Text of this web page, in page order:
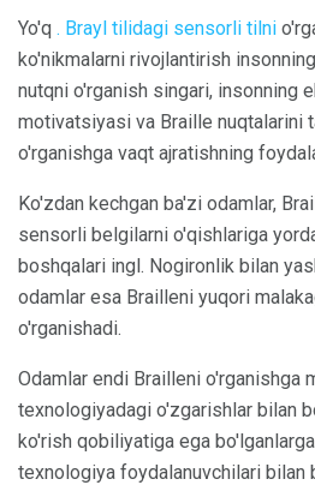
Yo'q . Brayl tilidagi sensorli tilni
ko'nikmalarni rivojlantirish
nutqni o'rganish singari, insonning
motivatsiyasi va Braille nuqtalarini
o'rganishga vaqt ajratishning
Ko'zdan kechgan ba'zi odamlar,
sensorli belgilarni o'qishlariga
boshqalari ingl. Nogironlik bilan
odamlar esa Brailleni yuqori
o'rganishadi.
Odamlar endi Brailleni o'rganishga
texnologiyadagi o'zgarishlar bilan
ko'rish qobiliyatiga ega
texnologiya foydalanuvchilari